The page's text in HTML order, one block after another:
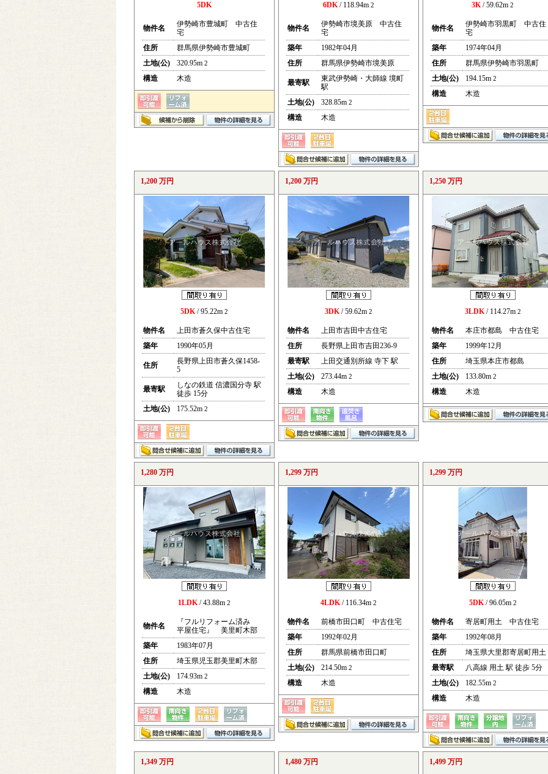
5DK
物件名
伊勢崎市豊城町 中古住
宅
住所
群馬県伊勢崎市豊城町
土地(公)
320.95m 2
構造 木造
6DK/ 118.94m 2
物件名
伊勢崎市境美原 中古住
宅
築年
1982年04月
住所
群馬県伊勢崎市境美原
最寄駅
東武伊勢崎・大師線 境町
駅
土地(公)
328.85m 2
構造 木造
3K/ 59.62m 2
物件名
伊勢崎市羽黒町 中古住
宅
築年
1974年04月
住所
群馬県伊勢崎市羽黒町
土地(公)
194.15m 2
構造 木造
1,200 万円
5DK/ 95.22m 2
物件名
上田市蒼久保中古住宅
築年
1990年05月
住所
長野県上田市蒼久保1458-
5
最寄駅
しなの鉄道 信濃国分寺 駅
徒歩 15分
土地(公)
175.52m 2
1,200 万円
3DK/ 59.62m 2
物件名
上田市吉田中古住宅
住所
長野県上田市吉田236-9
最寄駅
上田交通別所線 寺下 駅
土地(公)
273.44m 2
構造 木造
1,250 万円
3LDK/ 114.27m 2
物件名
本庄市都島 中古住宅
築年
1999年12月
住所
埼玉県本庄市都島
土地(公)
133.80m 2
構造 木造
1,280 万円
1LDK/ 43.88m 2
物件名
『フルリフォーム済み
平屋住宅』 美里町木部
築年
1983年07月
住所
埼玉県児玉郡美里町木部
土地(公)
174.93m 2
構造 木造
1,299 万円
4LDK/ 116.34m 2
物件名
前橋市田口町 中古住宅
築年
1992年02月
住所
群馬県前橋市田口町
土地(公)
214.50m 2
構造 木造
1,299 万円
5DK/ 96.05m 2
物件名
寄居町用土 中古住宅
築年
1992年08月
住所
埼玉県大里郡寄居町用土
最寄駅
八高線 用土 駅 徒歩 5分
土地(公)
182.55m 2
構造 木造
1,349 万円 1,480 万円 1,499 万円